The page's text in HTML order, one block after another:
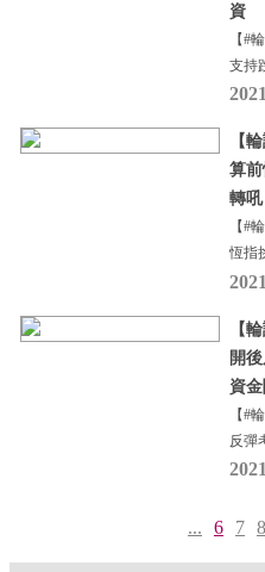
資
【#
支持
【
算
轉吼
【#
恆指
【
開
資
【#
反彈
... 6 7 8